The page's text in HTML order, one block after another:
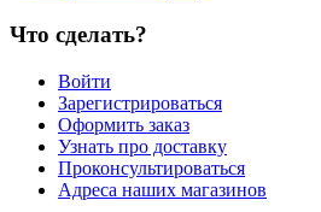
Что сделать?
Войти
Зарегистрироваться
Оформить заказ
Узнать про доставку
Проконсультироваться
Адреса наших магазинов